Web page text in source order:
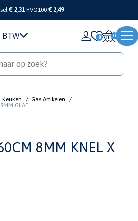
€ 2,31 HVO100 € 2,49
BTW 0
Keuken / Gas Artikelen
/
GLAD
8MM KNEL X